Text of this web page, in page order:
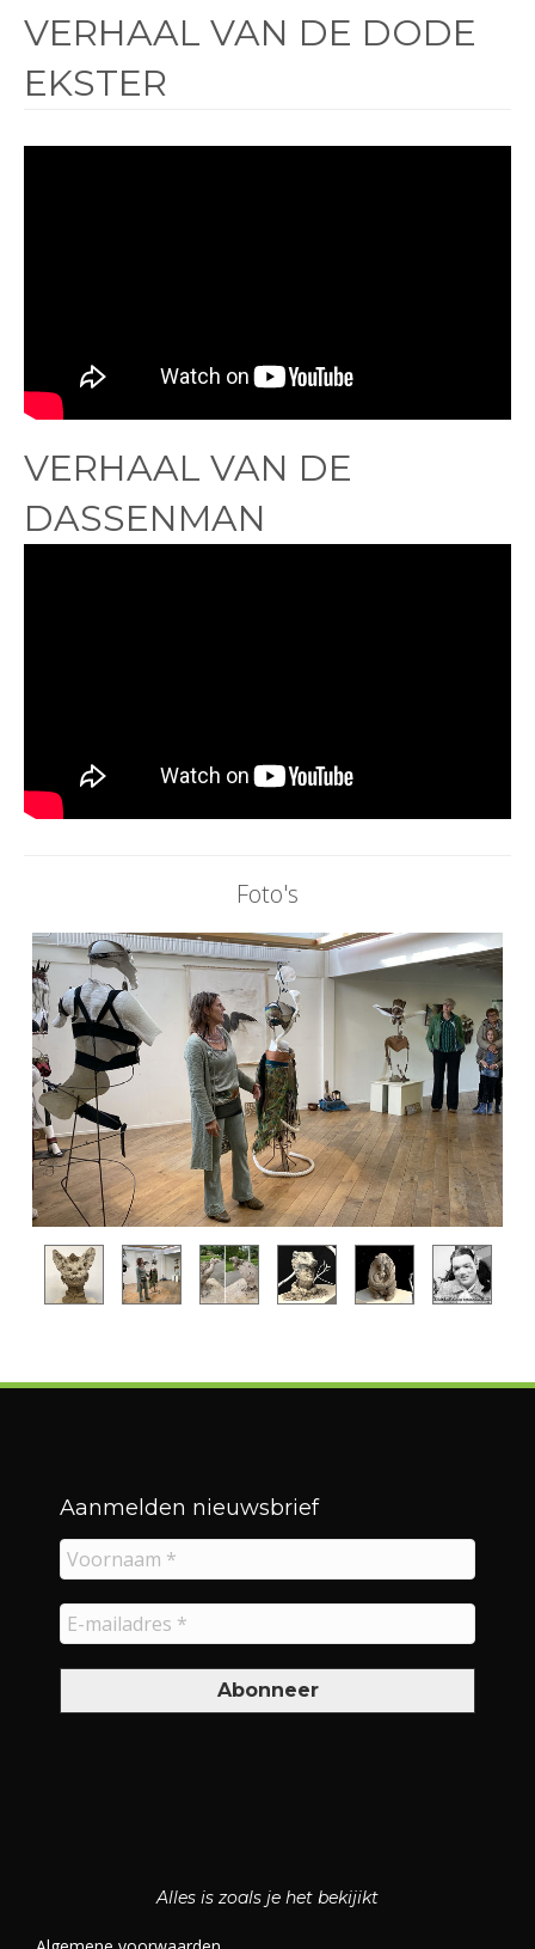
VERHAAL VAN DE DODE
EKSTER
VERHAAL VAN DE
DASSENMAN
Foto's
Aanmelden nieuwsbrief
Alles is zoals je het bekijikt